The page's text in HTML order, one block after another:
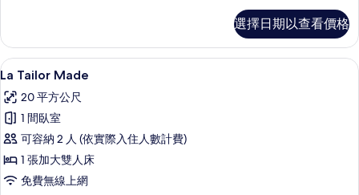
的
詳
情
選擇日期以查看價格
顯
示
La
Tailor
Made
的
所
La Tailor Made | 羽絨被、迷你吧、客
5
La Tailor Made
20 平方公尺
1 間臥室
可容納 2 人 (依實際入住人數計費)
1 張加大雙人床
免費無線上網